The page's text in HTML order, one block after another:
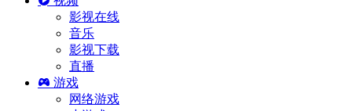
影视在线
音乐
影视下载
直播
游戏
网络游戏